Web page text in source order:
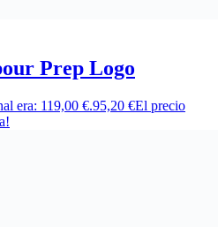
Prep Logo
era: 119,00 €.95,20 €El precio